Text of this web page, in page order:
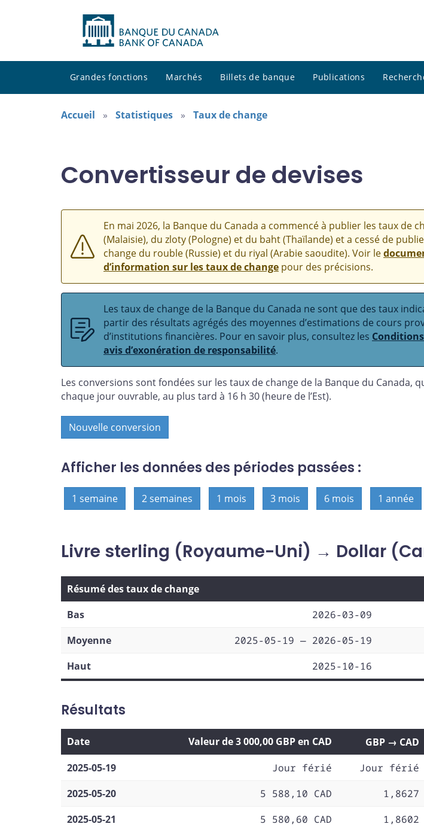
Grandes fonctions Marchés Billets de banque Publications
Accueil Statistiques Taux de change
Convertisseur de devises
En mai 2026, la Banque du Canada a commencé à publier les taux de
(Malaisie), du zloty (Pologne) et du baht (Thaïlande) et a cessé de
change du rouble (Russie) et du riyal (Arabie saoudite). Voir le
d’information sur les taux de change pour des précisions.
Les taux de change de la Banque du Canada ne sont que des taux
partir des résultats agrégés des moyennes d’estimations de cours
d’institutions financières. Pour en savoir plus, consultez les
avis d’exonération de responsabilité.
Les conversions sont fondées sur les taux de change de la Banque du Canada,
chaque jour ouvrable, au plus tard à 16 h 30 (heure de l’Est).
Nouvelle conversion
Afficher les données des périodes passées :
1 semaine 2 semaines 1 mois 3 mois 6 mois 1 année
Livre sterling (Royaume-Uni) → Dollar
Résumé des taux de change
Bas
2026-03-09
Moyenne
2025-05-19 — 2026-05-19
Haut
2025-10-16
Résultats
Date Valeur de 3 000,00 GBP en CAD GBP → CAD
2025-05-19
Jour férié Jour férié
2025-05-20
5 588,10 CAD 1,8627
2025-05-21
5 580,60 CAD 1,8602